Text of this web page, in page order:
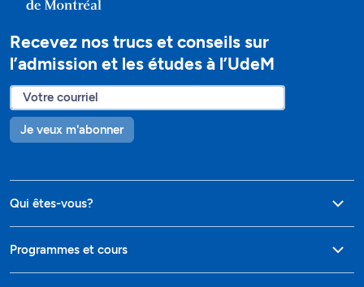
Recevez nos trucs et conseils sur
l’admission et les études à l’UdeM
Je veux m'abonner
Qui êtes-vous?
Programmes et cours